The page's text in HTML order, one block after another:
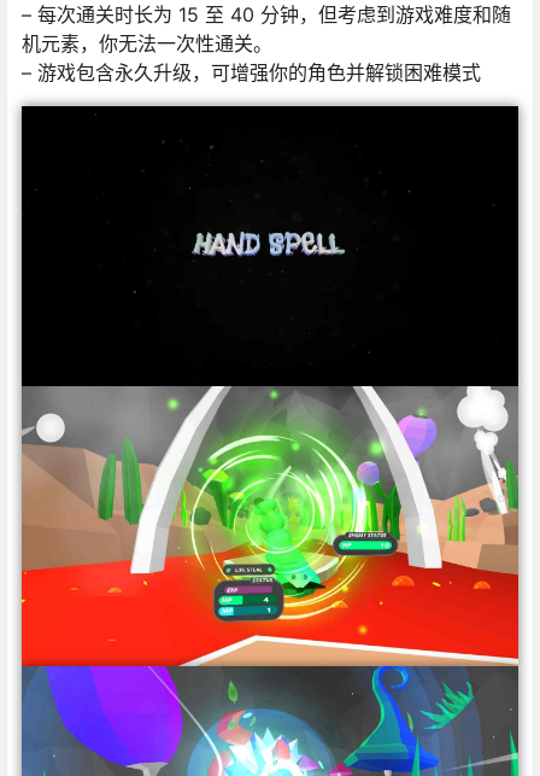
– 每次通关时长为 15 至 40 分钟，但考虑到游戏难度和随
机元素，你无法一次性通关。
– 游戏包含永久升级，可增强你的角色并解锁困难模式